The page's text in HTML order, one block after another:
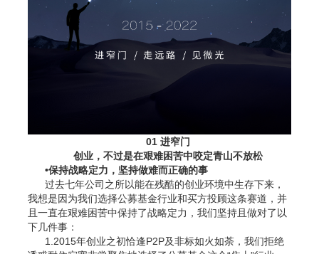
01 进窄门
创业，不过是在艰难困苦中咬定青山不放松
•保持战略定力，坚持做难而正确的事
过去七年公司之所以能在残酷的创业环境中生存下来，
我想是因为我们选择公募基金行业和买方投顾这条赛道，并
且一直在艰难困苦中保持了战略定力，我们坚持且做对了以
下几件事：
1.2015年创业之初恰逢P2P及非标如火如荼，我们拒绝